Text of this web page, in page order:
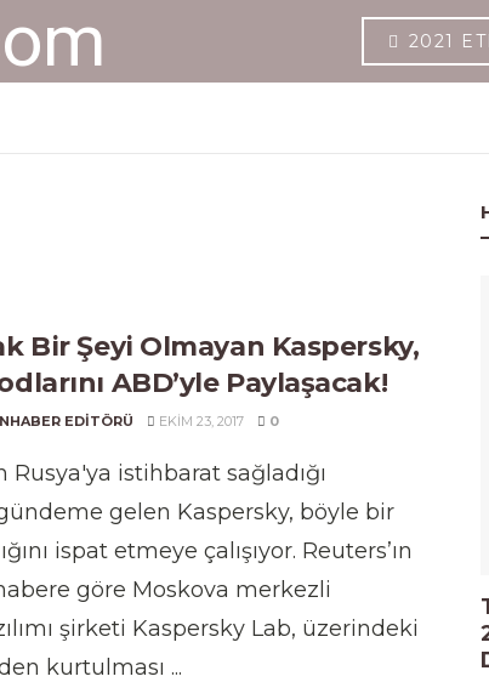
2021
Bir Şeyi Olmayan Kaspersky,
ABD’yle Paylaşacak!
EDITÖRÜ EKIM 23, 2017 0
istihbarat sağladığı
gelen Kaspersky, böyle bir
ispat etmeye çalışıyor. Reuters’ın
göre Moskova merkezli
şirketi Kaspersky Lab, üzerindeki
kurtulması ...